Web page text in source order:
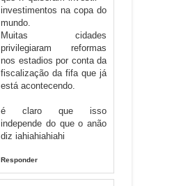
investimentos na copa do
mundo.
Muitas cidades
privilegiaram reformas
nos estadios por conta da
fiscalização da fifa que já
está acontecendo.
é claro que isso
independe do que o anão
diz iahiahiahiahi
Responder